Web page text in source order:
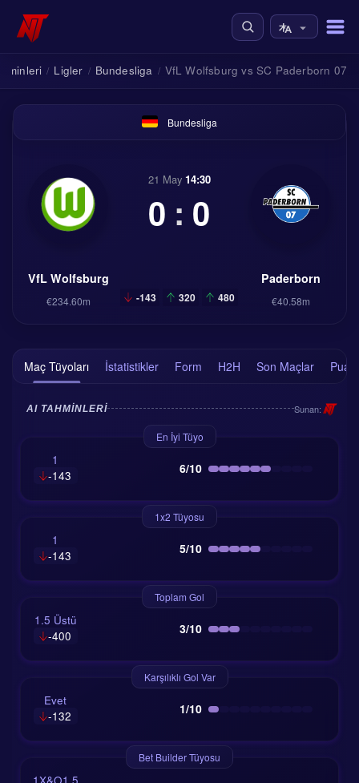
/ Ligler / Bundesliga / VfL Wolfsburg vs SC Paderborn 07
Bundesliga
VfL Wolfsburg
€234.60m
21 May 14:30
0 : 0
-143 320 480
Paderborn
€40.58m
Maç Tüyoları İstatistikler Form H2H Son Maçlar
AI TAHMINLERI Sunan:
En İyi Tüyo
1
-143
6/10
1x2 Tüyosu
1
-143
5/10
Toplam Gol
1.5 Üstü
-400
3/10
Karşılıklı Gol Var
Evet
-132
1/10
Bet Builder Tüyosu